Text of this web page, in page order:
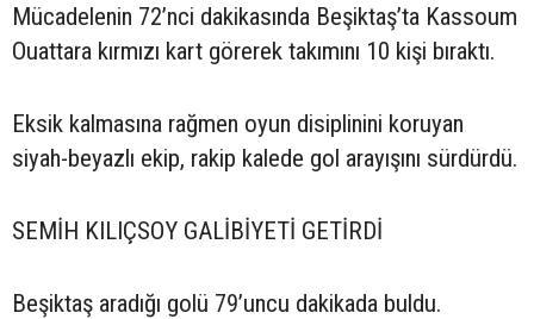
Mücadelenin 72’nci dakikasında Beşiktaş’ta Kassoum
Ouattara kırmızı kart görerek takımını 10 kişi bıraktı.
Eksik kalmasına rağmen oyun disiplinini koruyan
siyah-beyazlı ekip, rakip kalede gol arayışını sürdürdü.
SEMİH KILIÇSOY GALİBİYETİ GETİRDİ
Beşiktaş aradığı golü 79’uncu dakikada buldu.